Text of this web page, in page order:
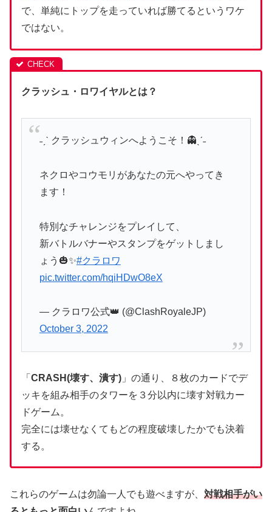
で、単純にトップを走っていれば勝てるというワケ
ではない。
クラッシュ・ロワイヤルとは？
˗ˏˋ クラッシュウィンへようこそ！👻ˎˊ˗
ネクロやコウモリがあなたの元へやってき
ます！
特別なチャレンジをプレイして、
新バトルバナーやスタンプをゲットしまし
ょう🎃✨#クラロワ
pic.twitter.com/hqiHDwO8eX
— クラロワ公式👑 (@ClashRoyaleJP)
October 3, 2022
「 CRASH(壊す、潰す) 」の通り、８枚のカードでデ
ッキを組み相手のタワーを３分以内に壊す対戦カー
ドゲーム。
完全には壊せなくてもどの程度破壊したかでも決着
する。
これらのゲームは勿論一人でも遊べますが、 対戦相手がい